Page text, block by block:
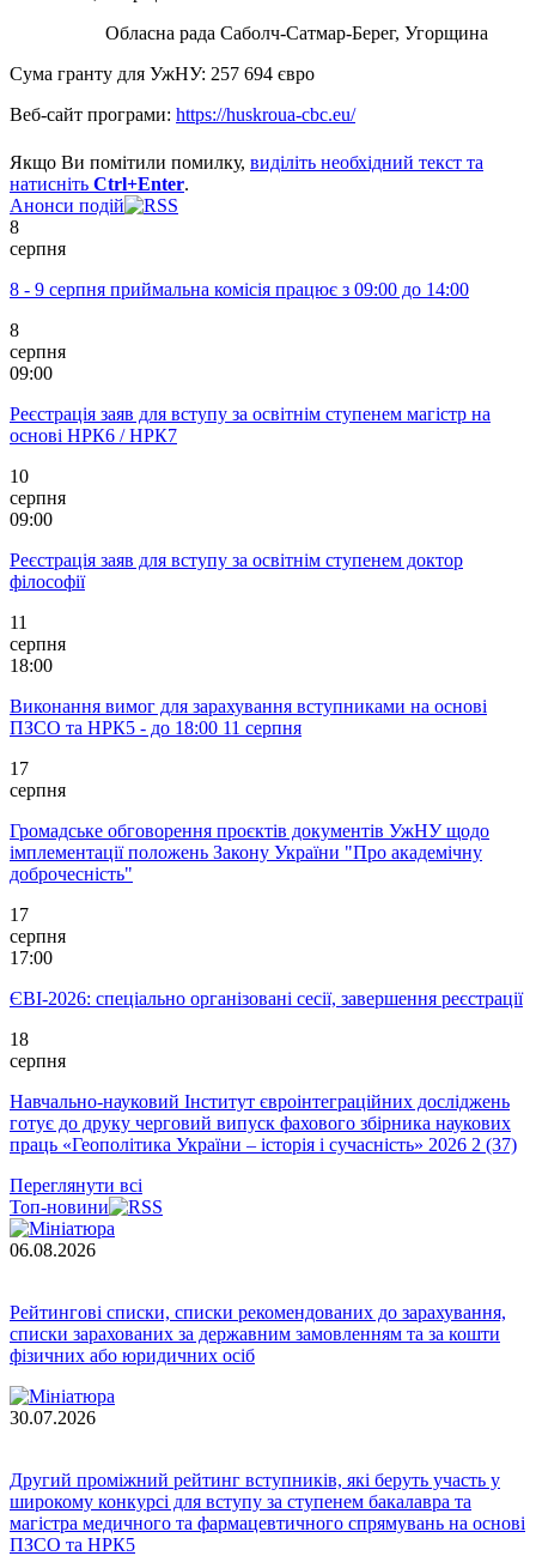
Обласна рада Саболч-Сатмар-Берег, Угорщина
Сума гранту для УжНУ: 257 694 євро
Веб-сайт програми: https://huskroua-cbc.eu/
Якщо Ви помітили помилку, виділіть необхідний текст та
натисніть Ctrl+Enter.
Анонси подій
8
серпня
8 - 9 серпня приймальна комісія працює з 09:00 до 14:00
8
серпня
09:00
Реєстрація заяв для вступу за освітнім ступенем магістр на
основі НРК6 / НРК7
10
серпня
09:00
Реєстрація заяв для вступу за освітнім ступенем доктор
філософії
11
серпня
18:00
Виконання вимог для зарахування вступниками на основі
ПЗСО та НРК5 - до 18:00 11 серпня
17
серпня
Громадське обговорення проєктів документів УжНУ щодо
імплементації положень Закону України "Про академічну
доброчесність"
17
серпня
17:00
ЄВІ-2026: спеціально організовані сесії, завершення реєстрації
18
серпня
Навчально-науковий Інститут євроінтеграційних досліджень
готує до друку черговий випуск фахового збірника наукових
праць «Геополітика України – історія і сучасність» 2026 2 (37)
Переглянути всі
Топ-новини
06.08.2026
Рейтингові списки, списки рекомендованих до зарахування,
списки зарахованих за державним замовленням та за кошти
фізичних або юридичних осіб
30.07.2026
Другий проміжний рейтинг вступників, які беруть участь у
широкому конкурсі для вступу за ступенем бакалавра та
магістра медичного та фармацевтичного спрямувань на основі
ПЗСО та НРК5